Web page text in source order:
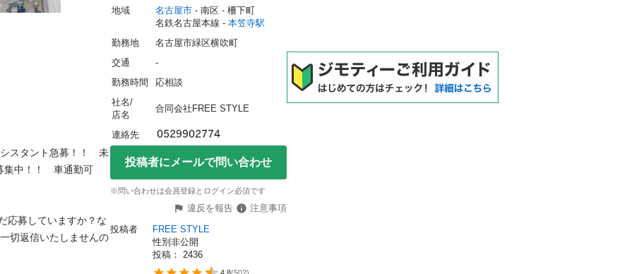
スタント急募！！　未
集中！！　車通勤可
募していますか？な
切返信いたしませんの
地域
名古屋市 - 南区 - 柵下町
名鉄名古屋本線 - 本笠寺駅
勤務地
名古屋市緑区横吹町
交通
-
勤務時間
応相談
社名/
店名
合同会社FREE STYLE
連絡先
投稿者にメールで問い合わせ
※問い合わせは会員登録とログイン必須です
違反を報告
注意事項
投稿者
FREE STYLE
性別非公開
投稿： 2436